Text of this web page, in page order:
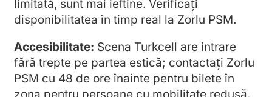
limitată, sunt mai ieftine. Verificați
disponibilitatea în timp real la Zorlu PSM.
Accesibilitate: Scena Turkcell are intrare
fără trepte pe partea estică; contactați Zorlu
PSM cu 48 de ore înainte pentru bilete în